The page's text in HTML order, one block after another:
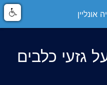
אונליין
גזעי כלבים